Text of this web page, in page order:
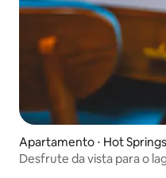
Apartamento ⋅ Hot Springs
Desfrute da vista para o